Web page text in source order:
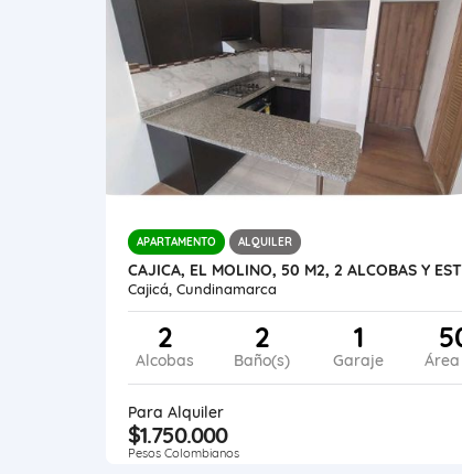
APARTAMENTO ALQUILER
Cajicá, Cundinamarca
2
Alcobas
2
Baño(s)
1
Garaje
Para Alquiler
$1.750.000
Pesos Colombianos